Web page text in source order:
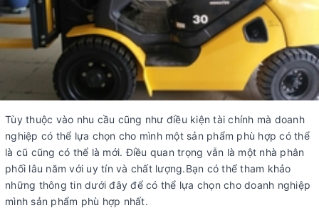
Tùy thuộc vào nhu cầu cũng như điều kiện tài chính mà doanh
nghiệp có thể lựa chọn cho mình một sản phẩm phù hợp có thể
là cũ cũng có thể là mới. Điều quan trọng vẫn là một nhà phân
phối lâu năm với uy tín và chất lượng.Bạn có thể tham khảo
những thông tin dưới đây để có thể lựa chọn cho doanh nghiệp
mình sản phẩm phù hợp nhất.